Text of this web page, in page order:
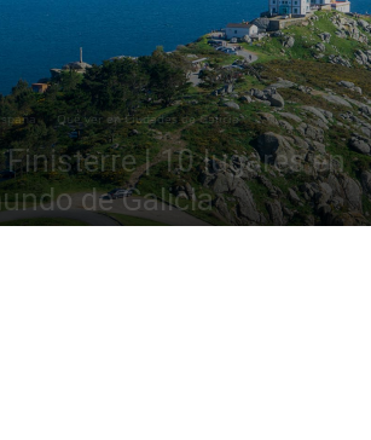
Qué ver en Ciudades de Galicia
Finisterre | 10 lugares en
de Galicia